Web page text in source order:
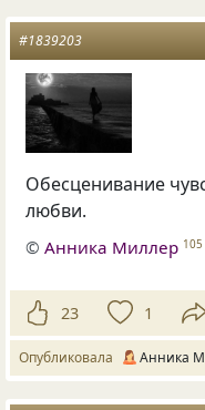
#1839203
Обесценивание
любви.
©Анника Миллер 105
23 1
Опубликовала Анника